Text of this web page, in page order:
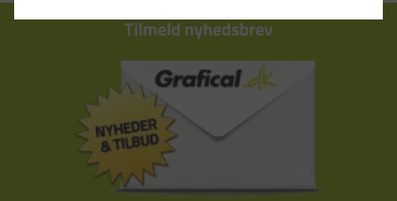
Tilmeld nyhedsbrev